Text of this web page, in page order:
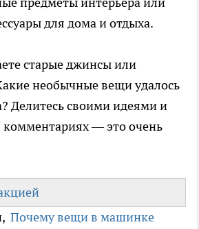
для дома и отдыха.
старые джинсы или
необычные вещи удалось
Делитесь своими идеями и
— это очень
Почему вещи в машинке